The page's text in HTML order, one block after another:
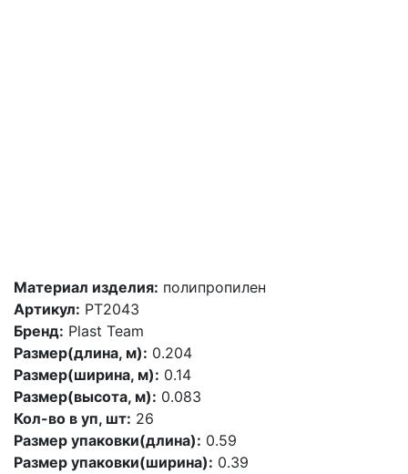
Материал изделия: полипропилен
Артикул: PT2043
Бренд: Plast Team
Размер(длина, м): 0.204
Размер(ширина, м): 0.14
Размер(высота, м): 0.083
Кол-во в уп, шт: 26
Размер упаковки(длина): 0.59
Размер упаковки(ширина): 0.39